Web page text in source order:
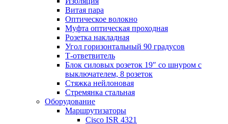
Витая пара
Оптическое волокно
Муфта оптическая проходная
Розетка накладная
Угол горизонтальный 90 градусов
Т-ответвитель
Блок силовых розеток 19″ со шнуром с
выключателем, 8 розеток
Стяжка нейлоновая
Стремянка стальная
Оборудование
Маршрутизаторы
Cisco ISR 4321